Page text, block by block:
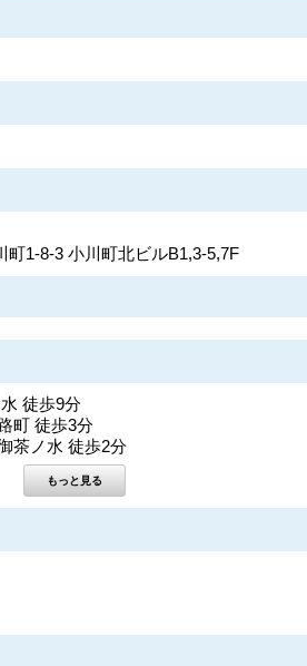
町1-8-3 小川町北ビルB1,3-5,7F
徒歩9分
町 徒歩3分
茶ノ水 徒歩2分